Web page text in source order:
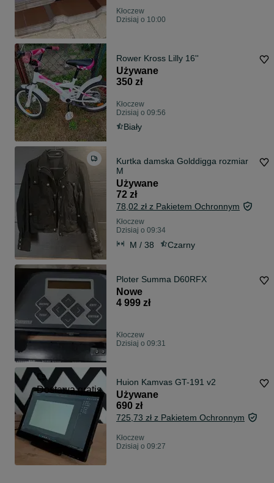
Kłoczew
Dzisiaj o 10:00
Rower Kross Lilly 16''
Używane
350 zł
Kłoczew
Dzisiaj o 09:56
Biały
Kurtka damska Golddigga rozmiar
M
Używane
72 zł
78,02 zł z Pakietem Ochronnym
Kłoczew
Dzisiaj o 09:34
M / 38 Czarny
Ploter Summa D60RFX
Nowe
4 999 zł
Kłoczew
Dzisiaj o 09:31
Dostawa gratis
Huion Kamvas GT-191 v2
Używane
690 zł
725,73 zł z Pakietem Ochronnym
Kłoczew
Dzisiaj o 09:27